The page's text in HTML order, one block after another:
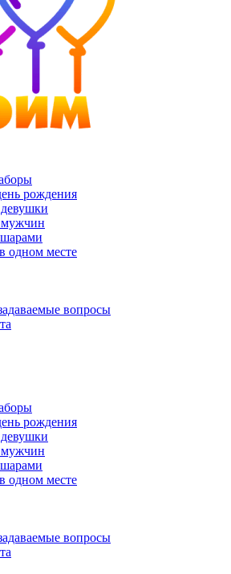
рождения
одном месте
вопросы
рождения
одном месте
вопросы